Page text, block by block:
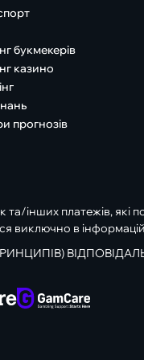
букмекерів
казино
прогнозів
інших платежів, які
виключно в